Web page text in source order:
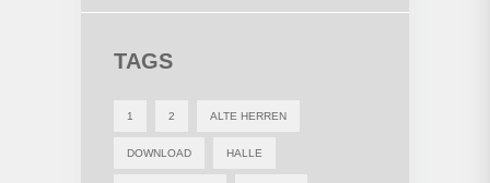
TAGS
1 2 ALTE HERREN
DOWNLOAD HALLE